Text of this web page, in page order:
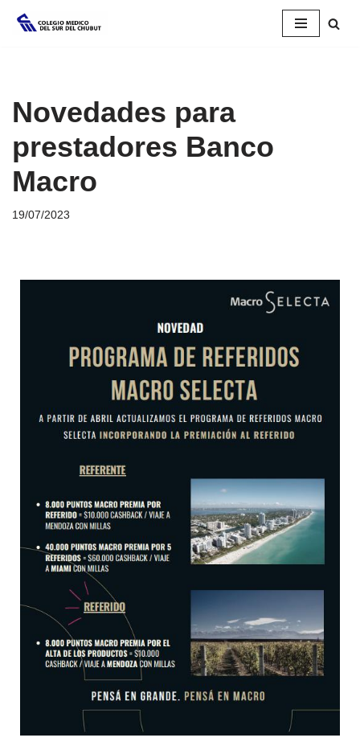
Novedades para
prestadores Banco
Macro
19/07/2023